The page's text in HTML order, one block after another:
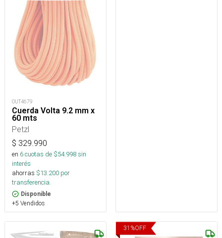
OUT4679
Cuerda Volta 9.2 mm x
60 mts
Petzl
$ 329.990
en 6cuotas de $54.998sin
interés
ahorras $13.200 por
transferencia.
Disponible
+5 Vendidos
31 %OFF